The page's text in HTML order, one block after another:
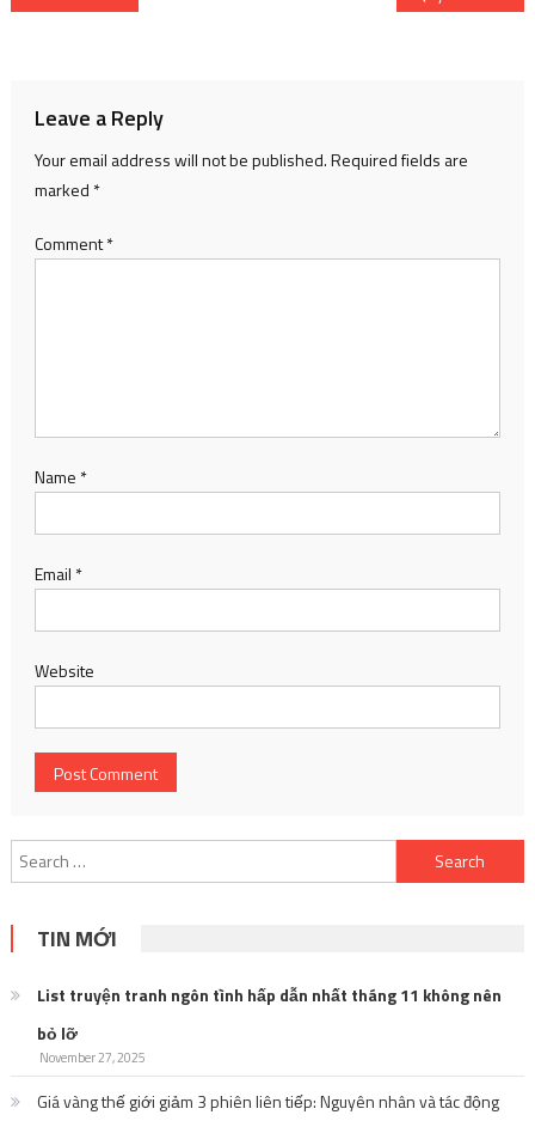
Leave a Reply
Your email address will not be published.Required fields are
marked *
Comment*
Name *
Email *
Website
Search
for:
TIN MỚI
List truyện tranh ngôn tình hấp dẫn nhất tháng 11 không nên
bỏ lỡ
November 27, 2025
Giá vàng thế giới giảm 3 phiên liên tiếp: Nguyên nhân và tác động